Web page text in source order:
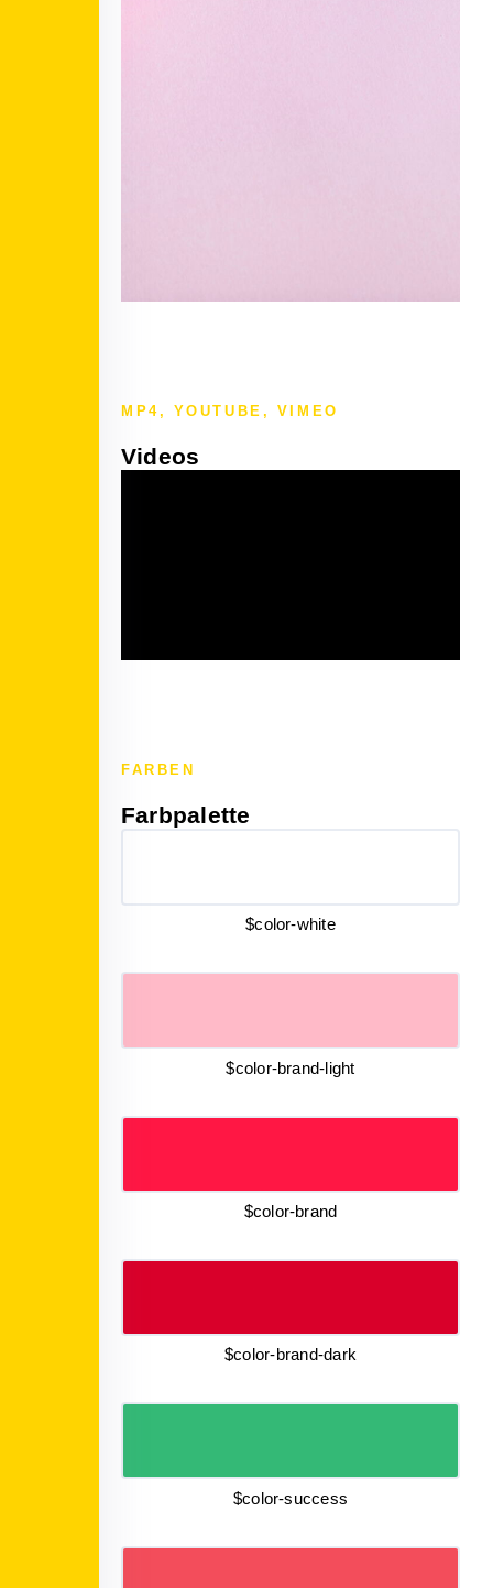
MP4, YOUTUBE, VIMEO
Videos
FARBEN
Farbpalette
$color-white
$color-brand-light
$color-brand
$color-brand-dark
$color-success